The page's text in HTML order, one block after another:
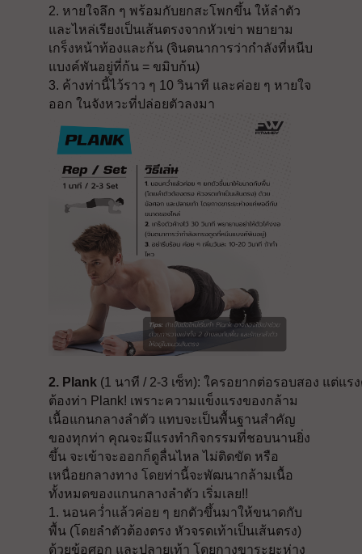
2. หายใจลึก ๆ พร้อมกับยกสะโพกขึ้น ให้ลำตัว
และไหล่เรียงเป็นเส้นตรงจากหัวเข่า พยายาม
เกร็งหน้าท้องและก้น (จินตนาการว่ากำลังที่หนีบ
แบงค์พันอยู่ที่ก้น = ขมิบก้น)
3. ค้างท่านี้ไว้ราว ๆ 10 วินาที และค่อย ๆ หายใจ
ออก ในจังหวะที่ปล่อยตัวลงมา
2. Plank (1 นาที / 2-3 เซ็ท): ใครอยากต่อรอบสอง แต่แ
ต้องท่า Plank! เพราะความแข็งแรงของกล้าม
เนื้อแกนกลางลำตัว แทบจะเป็นพื้นฐานสำคัญ
ของทุกท่า คุณจะมีแรงทำกิจกรรมที่ชอบนานยิ่ง
ขึ้น จะเข้าจะออกก็ดูลื่นไหล ไม่ติดขัด หรือ
เหนื่อยกลางทาง โดยท่านี้จะพัฒนากล้ามเนื้อ
ทั้งหมดของแกนกลางลำตัว เริ่มเลย!!
1. นอนคว่ำแล้วค่อย ๆ ยกตัวขึ้นมาให้ขนาดกับ
พื้น (โดยลำตัวต้องตรง หัวจรดเท้าเป็นเส้นตรง)
ด้วยข้อศอก และปลายเท้า โดยกางขาระยะห่าง